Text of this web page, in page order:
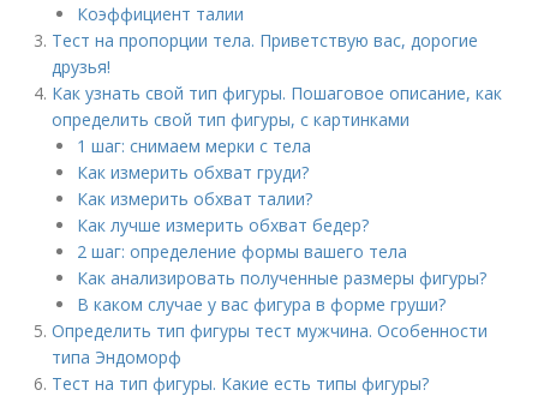
Коэффициент талии
Тест на пропорции тела. Приветствую вас, дорогие
друзья!
Как узнать свой тип фигуры. Пошаговое описание, как
определить свой тип фигуры, с картинками
1 шаг: снимаем мерки с тела
Как измерить обхват груди?
Как измерить обхват талии?
Как лучше измерить обхват бедер?
2 шаг: определение формы вашего тела
Как анализировать полученные размеры фигуры?
В каком случае у вас фигура в форме груши?
Определить тип фигуры тест мужчина. Особенности
типа Эндоморф
Тест на тип фигуры. Какие есть типы фигуры?